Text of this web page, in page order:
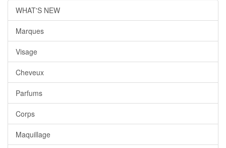
WHAT'S NEW
Marques
Visage
Cheveux
Parfums
Corps
Maquillage